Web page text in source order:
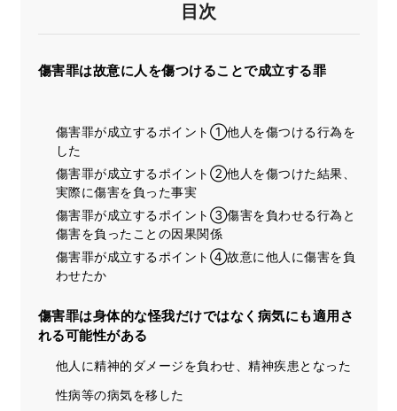
目次
傷害罪は故意に人を傷つけることで成立する罪
傷害罪が成立するポイント①他人を傷つける行為を
した
傷害罪が成立するポイント②他人を傷つけた結果、
実際に傷害を負った事実
傷害罪が成立するポイント③傷害を負わせる行為と
傷害を負ったことの因果関係
傷害罪が成立するポイント④故意に他人に傷害を負
わせたか
傷害罪は身体的な怪我だけではなく病気にも適用さ
れる可能性がある
他人に精神的ダメージを負わせ、精神疾患となった
性病等の病気を移した